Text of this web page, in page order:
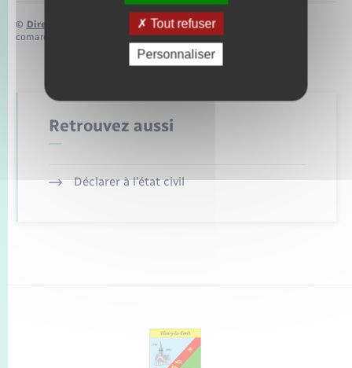
© Direction de l’information légale et administrative
comarquage developpé parbaseo.io
Retrouvez aussi
Déclarer à l’état civil
Tout refuser
Personnaliser